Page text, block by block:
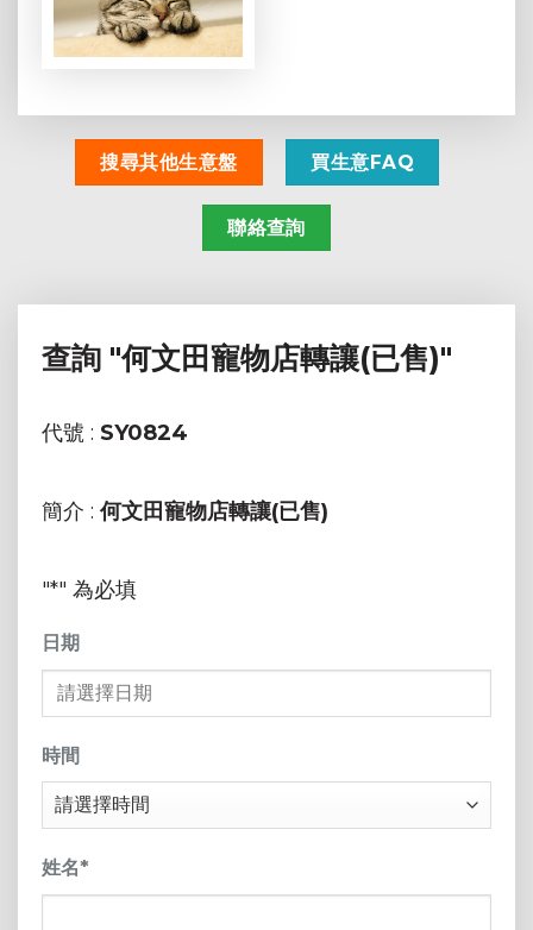
搜尋其他生意盤 買生意FAQ
聯絡查詢
查詢 "何文田寵物店轉讓(已售)"
代號 : SY0824
簡介 : 何文田寵物店轉讓(已售)
"*" 為必填
日期
時間
姓名*